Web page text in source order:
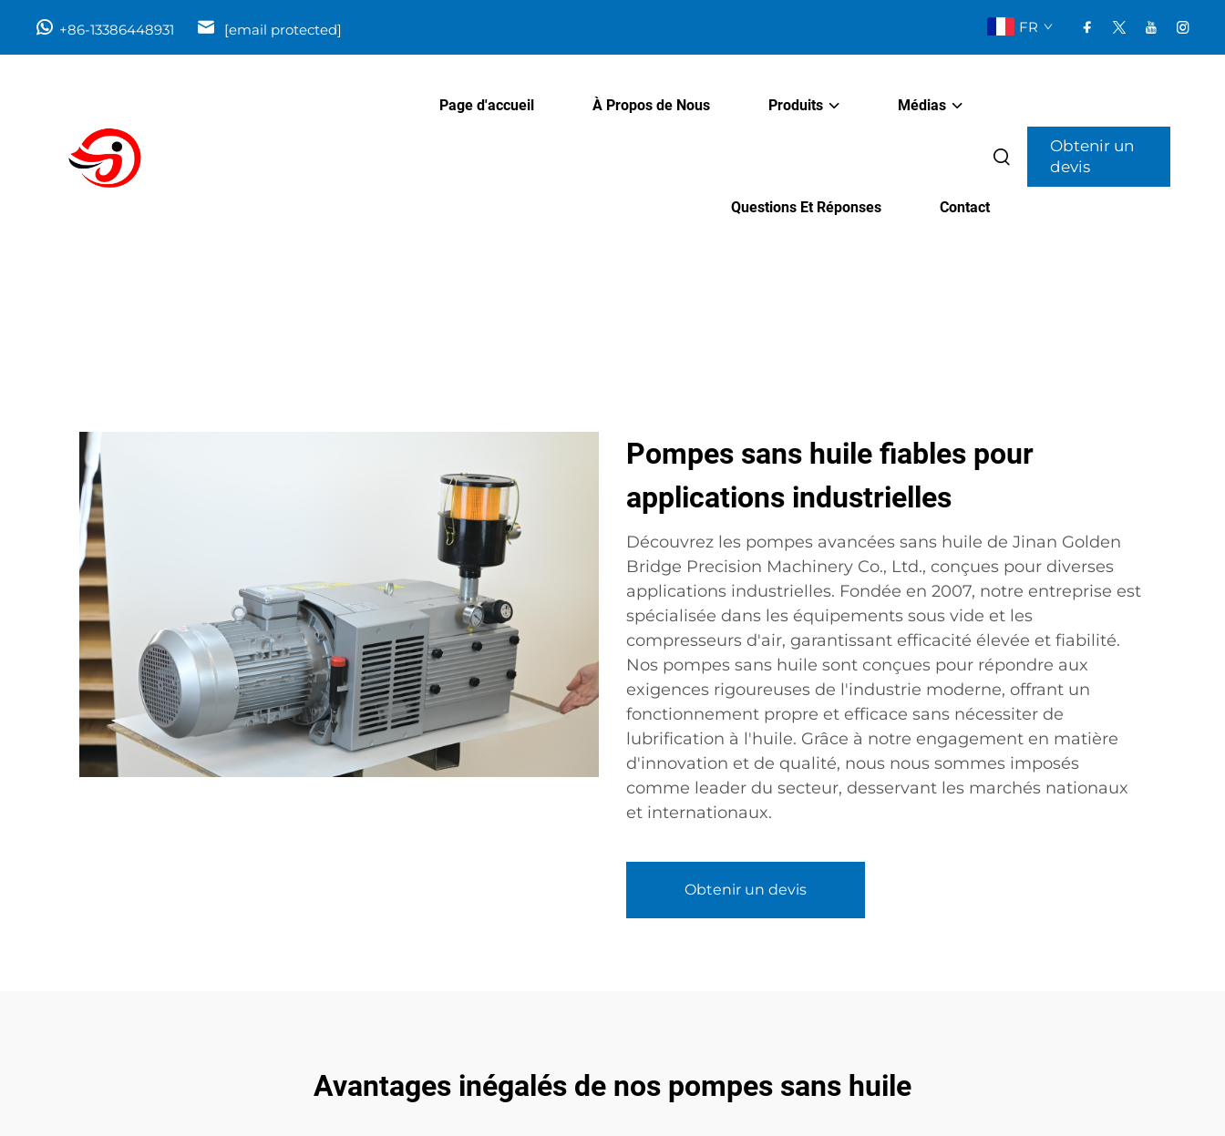
+86-13386448931 [email protected] FR
Page d'accueil À Propos de Nous Produits Médias
Questions Et Réponses Contact
Obtenir un
devis
Pompes sans huile fiables pour
applications industrielles
Découvrez les pompes avancées sans huile de Jinan Golden
Bridge Precision Machinery Co., Ltd., conçues pour diverses
applications industrielles. Fondée en 2007, notre entreprise est
spécialisée dans les équipements sous vide et les
compresseurs d'air, garantissant efficacité élevée et fiabilité.
Nos pompes sans huile sont conçues pour répondre aux
exigences rigoureuses de l'industrie moderne, offrant un
fonctionnement propre et efficace sans nécessiter de
lubrification à l'huile. Grâce à notre engagement en matière
d'innovation et de qualité, nous nous sommes imposés
comme leader du secteur, desservant les marchés nationaux
et internationaux.
Obtenir un devis
Avantages inégalés de nos pompes sans huile